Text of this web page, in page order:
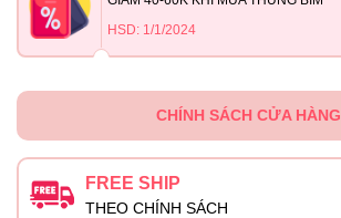
HSD: 1/1/2024
CHÍNH SÁCH CỬA HÀNG
FREE SHIP
THEO CHÍNH SÁCH